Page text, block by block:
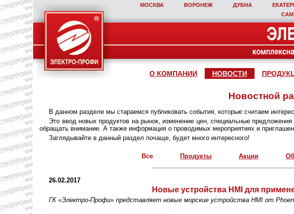
МОСКВА ВОРОНЕЖ ДУБНА
О КОМПАНИИ НОВОСТИ
Новостной
В данном разделе мы стараемся публиковать события, которые считаем
Это ввод новых продуктов на рынок, изменение цен, специальные
обращать внимание. А также информация о проводимых мероприятиях и
Заглядывайте в данный раздел почаще, будет много интересного!
Все Продукты Акции
26.02.2017
Новые устройства HMI для
ГК «Электро-Профи» представляет новые морские устройства HMI от